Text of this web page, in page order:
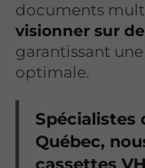
documents
visionner sur
garantissant
optimale.
Spécialistes
Québec,
cassettes